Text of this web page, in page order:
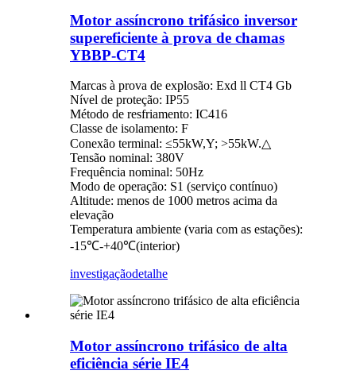
Motor assíncrono trifásico inversor
supereficiente à prova de chamas
YBBP-CT4
Marcas à prova de explosão: Exd ll CT4 Gb
Nível de proteção: IP55
Método de resfriamento: IC416
Classe de isolamento: F
Conexão terminal: ≤55kW,Y; >55kW.△
Tensão nominal: 380V
Frequência nominal: 50Hz
Modo de operação: S1 (serviço contínuo)
Altitude: menos de 1000 metros acima da
elevação
Temperatura ambiente (varia com as estações):
-15℃-+40℃(interior)
investigaçãodetalhe
Motor assíncrono trifásico de alta
eficiência série IE4